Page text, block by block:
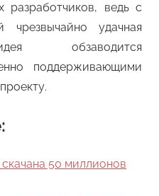
разработчиков, ведь с
удачная
обзаводится
поддерживающими
50 миллионов